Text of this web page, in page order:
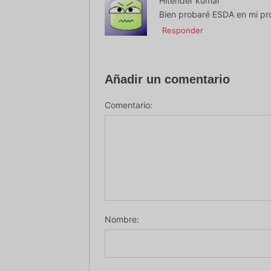
Bien probaré ESDA en mi
Responder
Añadir un comentario
Comentario:
Nombre: